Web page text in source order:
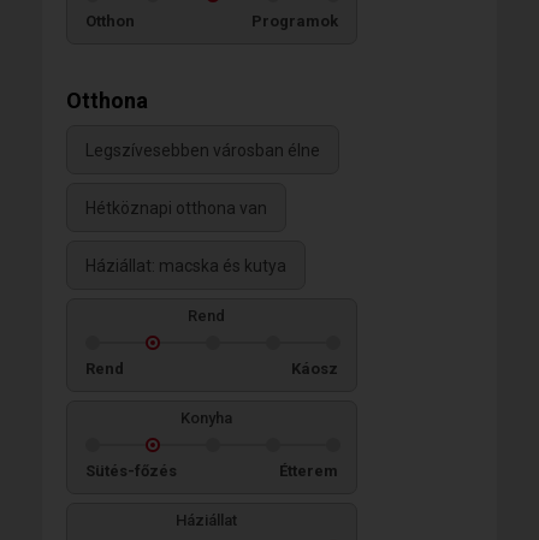
Otthon Programok
Otthona
Legszívesebben városban élne
Hétköznapi otthona van
Háziállat: macska és kutya
Rend
Rend Káosz
Konyha
Sütés-főzés Étterem
Háziállat